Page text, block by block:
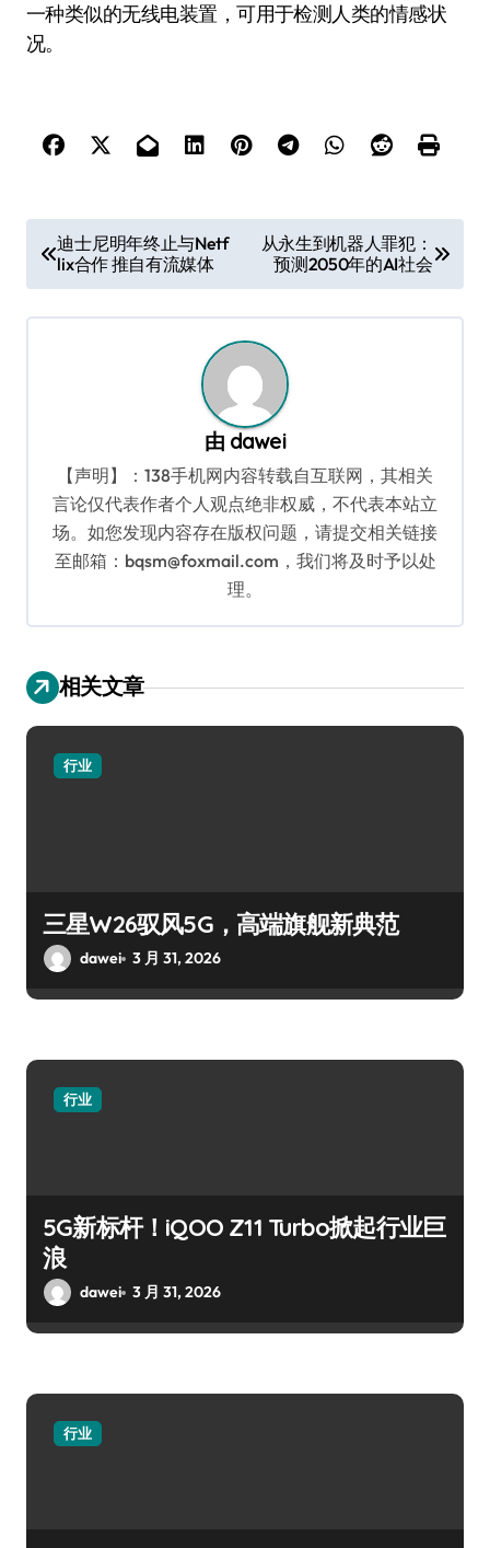
一种类似的无线电装置，可用于检测人类的情感状
况。
章
导
迪士尼明年终止与Netf
lix合作 推自有流媒体
从永生到机器人罪犯：
预测2050年的AI社会
由 dawei
【声明】：138手机网内容转载自互联网，其相关
言论仅代表作者个人观点绝非权威，不代表本站立
场。如您发现内容存在版权问题，请提交相关链接
至邮箱：bqsm@foxmail.com，我们将及时予以处
理。
相关文章
行业
三星W26驭风5G，高端旗舰新典范
dawei 3 月 31, 2026
行业
5G新标杆！iQOO Z11 Turbo掀起行业巨
浪
dawei 3 月 31, 2026
行业